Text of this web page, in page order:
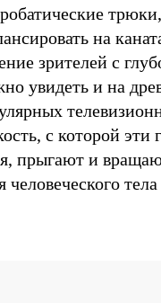
на
зрителей с
увидеть и на
с которой эти
прыгают и
человеческого